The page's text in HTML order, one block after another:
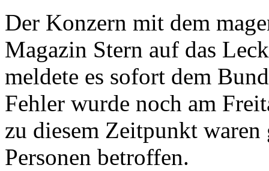
Der Konzern mit dem
Magazin Stern auf das
meldete es sofort dem
Fehler wurde noch am
zu diesem Zeitpunkt waren
Personen betroffen.